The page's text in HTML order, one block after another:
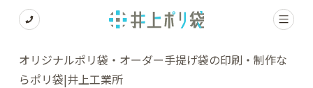
オリジナルポリ袋・オーダー手提げ袋の印刷・制作な
らポリ袋|井上工業所